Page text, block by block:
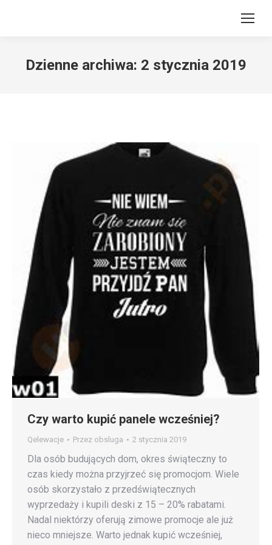
Dzienne archiwa: 2 stycznia 2019
Czy warto kupić panele wcześniej?
Qelewacje Przez obsluga 2 stycznia 2019
Dla osób budujących dom, okres świąteczny to
czas kiedy można przyjrzeć się promocjom. Wiele
osób skorzystało z przedświątecznych
wyprzedaży i kupili deski z 15 – 20% rabatami.
Nadal niektórzy oferują zimowe promocje ale już
nieco mniejsze. Warto jednak kupić wcześniej,